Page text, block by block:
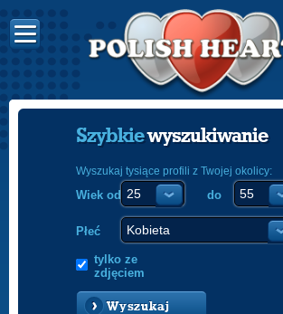
Szybkiewyszukiwanie
Wyszukaj tysiące profili z Twojej okolicy:
Wiek od do
Płeć
tylko ze
zdjęciem
Wyszukaj